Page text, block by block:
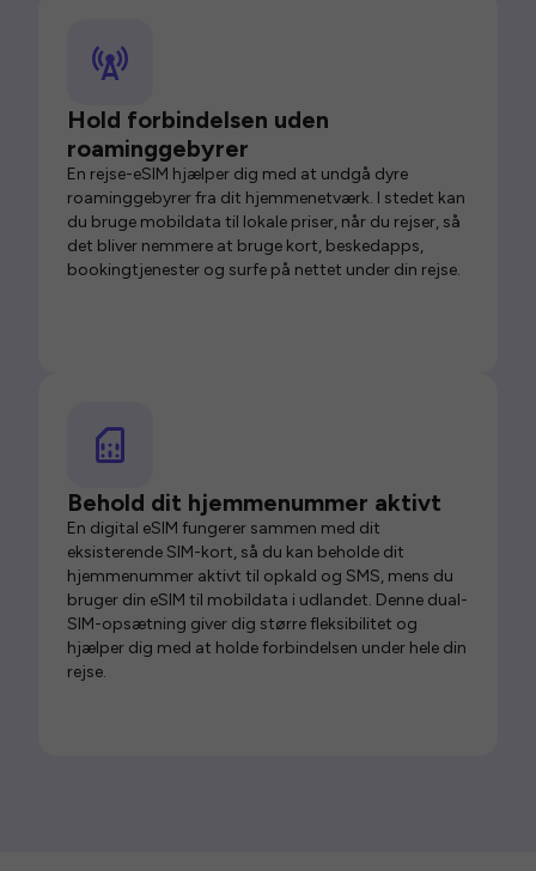
Hold forbindelsen uden
roaminggebyrer
En rejse-eSIM hjælper dig med at undgå dyre
roaminggebyrer fra dit hjemmenetværk. I stedet kan
du bruge mobildata til lokale priser, når du rejser, så
det bliver nemmere at bruge kort, beskedapps,
bookingtjenester og surfe på nettet under din rejse.
Behold dit hjemmenummer aktivt
En digital eSIM fungerer sammen med dit
eksisterende SIM-kort, så du kan beholde dit
hjemmenummer aktivt til opkald og SMS, mens du
bruger din eSIM til mobildata i udlandet. Denne dual-
SIM-opsætning giver dig større fleksibilitet og
hjælper dig med at holde forbindelsen under hele din
rejse.